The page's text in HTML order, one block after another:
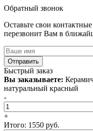
Обратный звонок
Оставьте свои
перезвонит Вам в
Быстрый заказ
Вы заказываете:
натуральный красный
-
+
Итого: 1550 руб.